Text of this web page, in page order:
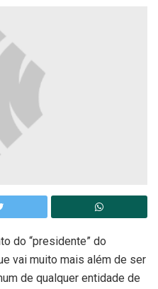
do “presidente” do
vai muito mais além de ser
de qualquer entidade de